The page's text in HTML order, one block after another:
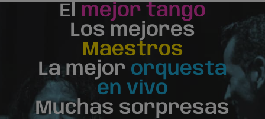
El mejor tango
Los mejores
Maestros
La mejor orquesta
en vivo
Muchas sorpresas